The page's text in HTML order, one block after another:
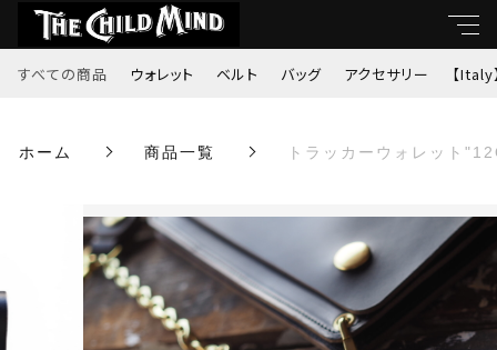
すべての商品 ウォレット ベルト バッグ アクセサリー 【Italy
ホーム 商品一覧 トラッカーウォレット
トラッカーウォレット"12OLD SCHOOL-
UNITED-"（ブラック・真鍮）
￥29,700
すべて
ウォレット
ベルト
バッグ
子カテゴリ